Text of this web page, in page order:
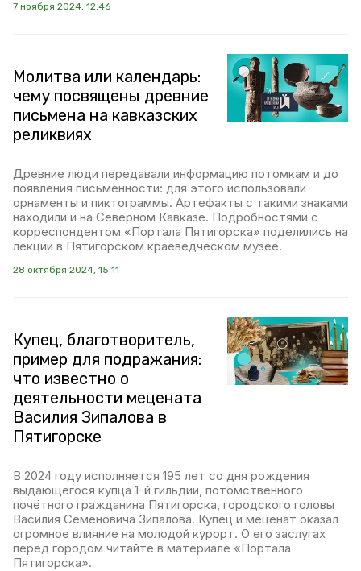
7 ноября 2024, 12:46
Молитва или календарь:
чему посвящены древние
письмена на кавказских
реликвиях
Древние люди передавали информацию потомкам и до
появления письменности: для этого использовали
орнаменты и пиктограммы. Артефакты с такими знаками
находили и на Северном Кавказе. Подробностями с
корреспондентом «Портала Пятигорска» поделились на
лекции в Пятигорском краеведческом музее.
28 октября 2024, 15:11
Купец, благотворитель,
пример для подражания:
что известно о
деятельности мецената
Василия Зипалова в
Пятигорске
В 2024 году исполняется 195 лет со дня рождения
выдающегося купца 1-й гильдии, потомственного
почётного гражданина Пятигорска, городского головы
Василия Семёновича Зипалова. Купец и меценат оказал
огромное влияние на молодой курорт. О его заслугах
перед городом читайте в материале «Портала
Пятигорска».